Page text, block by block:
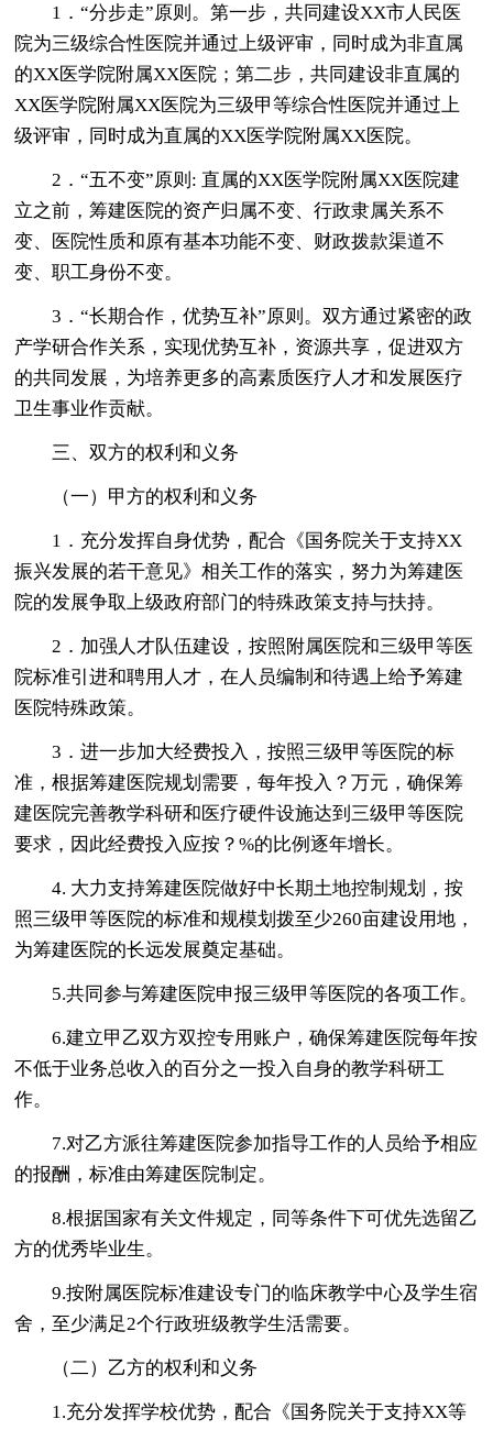
1．“分步走”原则。第一步，共同建设XX市人民医
院为三级综合性医院并通过上级评审，同时成为非直属
的XX医学院附属XX医院；第二步，共同建设非直属的
XX医学院附属XX医院为三级甲等综合性医院并通过上
级评审，同时成为直属的XX医学院附属XX医院。
2．“五不变”原则: 直属的XX医学院附属XX医院建
立之前，筹建医院的资产归属不变、行政隶属关系不
变、医院性质和原有基本功能不变、财政拨款渠道不
变、职工身份不变。
3．“长期合作，优势互补”原则。双方通过紧密的政
产学研合作关系，实现优势互补，资源共享，促进双方
的共同发展，为培养更多的高素质医疗人才和发展医疗
卫生事业作贡献。
三、双方的权利和义务
（一）甲方的权利和义务
1．充分发挥自身优势，配合《国务院关于支持XX
振兴发展的若干意见》相关工作的落实，努力为筹建医
院的发展争取上级政府部门的特殊政策支持与扶持。
2．加强人才队伍建设，按照附属医院和三级甲等医
院标准引进和聘用人才，在人员编制和待遇上给予筹建
医院特殊政策。
3．进一步加大经费投入，按照三级甲等医院的标
准，根据筹建医院规划需要，每年投入？万元，确保筹
建医院完善教学科研和医疗硬件设施达到三级甲等医院
要求，因此经费投入应按？%的比例逐年增长。
4. 大力支持筹建医院做好中长期土地控制规划，按
照三级甲等医院的标准和规模划拨至少260亩建设用地，
为筹建医院的长远发展奠定基础。
5.共同参与筹建医院申报三级甲等医院的各项工作。
6.建立甲乙双方双控专用账户，确保筹建医院每年按
不低于业务总收入的百分之一投入自身的教学科研工
作。
7.对乙方派往筹建医院参加指导工作的人员给予相应
的报酬，标准由筹建医院制定。
8.根据国家有关文件规定，同等条件下可优先选留乙
方的优秀毕业生。
9.按附属医院标准建设专门的临床教学中心及学生宿
舍，至少满足2个行政班级教学生活需要。
（二）乙方的权利和义务
1.充分发挥学校优势，配合《国务院关于支持XX等